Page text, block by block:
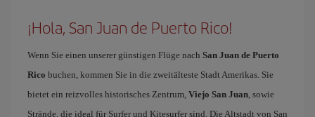
¡Hola, San Juan de Puerto Rico!
Wenn Sie einen unserer günstigen Flüge nach San Juan de Puerto
Rico buchen, kommen Sie in die zweitälteste Stadt Amerikas. Sie
bietet ein reizvolles historisches Zentrum, Viejo San Juan, sowie
Strände, die ideal für Surfer und Kitesurfer sind. Die Altstadt von San